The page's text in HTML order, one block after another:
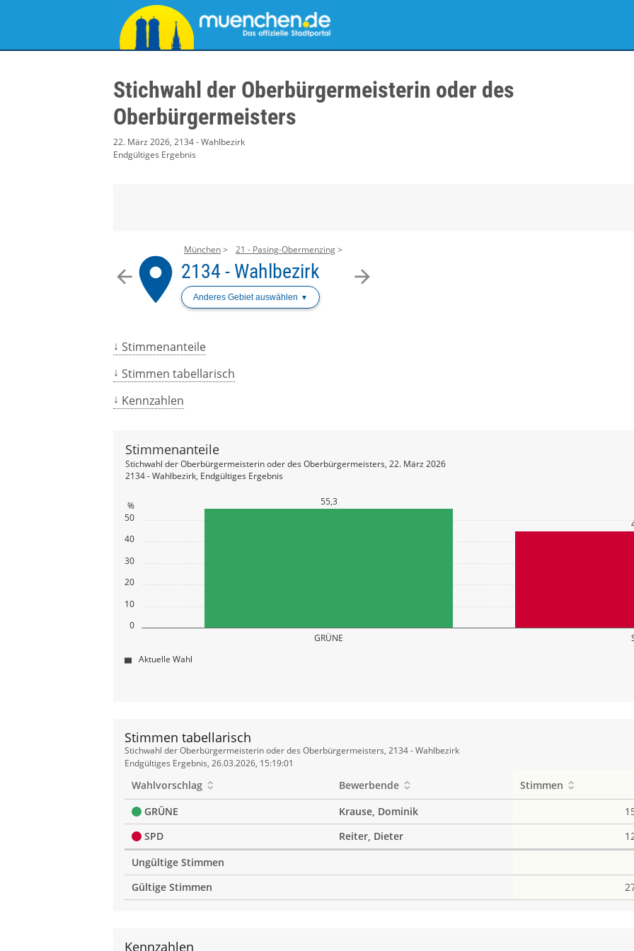
Stichwahl der Oberbürgermeisterin oder des
Oberbürgermeisters
22. März 2026, 2134 - Wahlbezirk
Endgültiges Ergebnis
arrow_back arrow_forward
place
München 21 - Pasing-Obermenzing
2134 - Wahlbezirk
Anderes Gebiet auswählen
Stimmenanteile
Stimmen tabellarisch
Kennzahlen
0
10
20
30
40
50
%
GRÜNE
55,3
Stimmenanteile
Stichwahl der Oberbürgermeisterin oder des Oberbürgermeisters, 22. März 2026
2134 - Wahlbezirk, Endgültiges Ergebnis
Aktuelle Wahl
Stimmen tabellarisch
Stimmen
tabellarisch
Stichwahl der Oberbürgermeisterin oder des Oberbürgermeisters, 2134 - Wahlbezirk
Endgültiges Ergebnis, 26.03.2026, 15:19:01
Wahlvorschlag Bewerbende Stimmen
GRÜNE
Krause, Dominik
SPD
Reiter, Dieter
Ungültige Stimmen
Gültige Stimmen
Kennzahlen